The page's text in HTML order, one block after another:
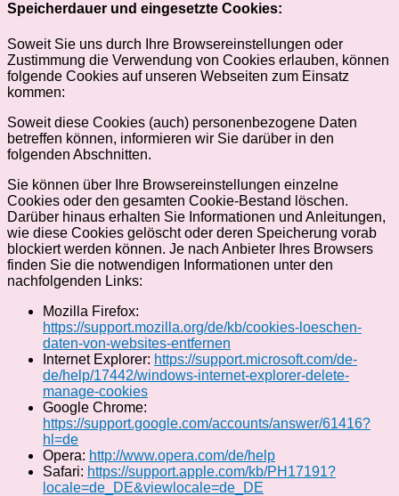
Speicherdauer und eingesetzte Cookies:
Soweit Sie uns durch Ihre Browsereinstellungen oder
Zustimmung die Verwendung von Cookies erlauben, können
folgende Cookies auf unseren Webseiten zum Einsatz
kommen:
Soweit diese Cookies (auch) personenbezogene Daten
betreffen können, informieren wir Sie darüber in den
folgenden Abschnitten.
Sie können über Ihre Browsereinstellungen einzelne
Cookies oder den gesamten Cookie-Bestand löschen.
Darüber hinaus erhalten Sie Informationen und Anleitungen,
wie diese Cookies gelöscht oder deren Speicherung vorab
blockiert werden können. Je nach Anbieter Ihres Browsers
finden Sie die notwendigen Informationen unter den
nachfolgenden Links:
Mozilla Firefox:
https://support.mozilla.org/de/kb/cookies-loeschen-
daten-von-websites-entfernen
Internet Explorer: https://support.microsoft.com/de-
de/help/17442/windows-internet-explorer-delete-
manage-cookies
Google Chrome:
https://support.google.com/accounts/answer/61416?
hl=de
Opera: http://www.opera.com/de/help
Safari: https://support.apple.com/kb/PH17191?
locale=de_DE&viewlocale=de_DE